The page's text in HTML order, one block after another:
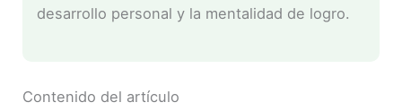
desarrollo personal y la mentalidad de logro.
Contenido del artículo